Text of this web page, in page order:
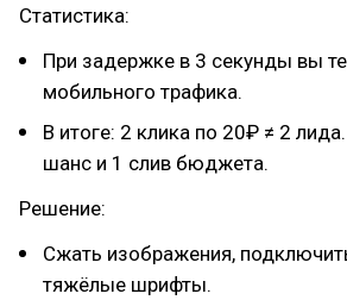
Статистика:
При задержке в 3 секунды вы
мобильного трафика.
В итоге: 2 клика по 20₽ ≠ 2
шанс и 1 слив бюджета.
Решение:
Сжать изображения,
тяжёлые шрифты.